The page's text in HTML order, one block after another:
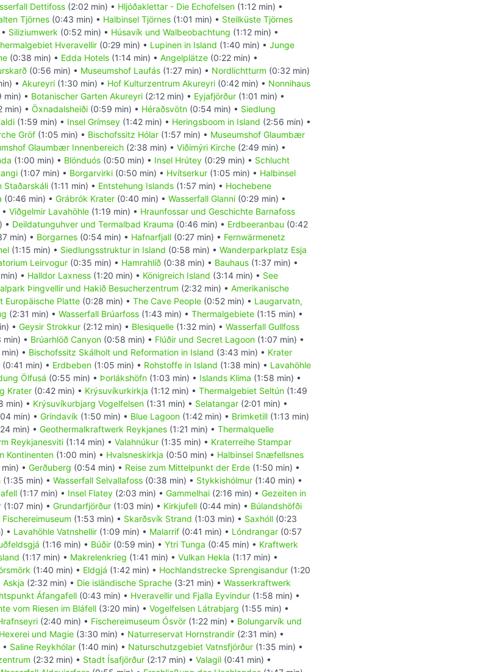
Dettifoss (2:02 min) • Hljóðaklettar - Die Echofelsen (1:12 min) •
Tjörnes (0:43 min) • Halbinsel Tjörnes (1:01 min) • Steilküste Tjörnes
Siliziumwerk (0:52 min) • Húsavík und Walbeobachtung (1:12 min) •
Hveravellir (0:29 min) • Lupinen in Island (1:40 min) • Junge
(0:38 min) • Edda Hotels (1:14 min) • Angelplätze (0:22 min) •
(0:56 min) • Museumshof Laufás (1:27 min) • Nordlichtturm (0:32 min)
• Akureyri (1:30 min) • Hof Kulturzentrum Akureyri (0:42 min) • Nonnihaus
min) • Botanischer Garten Akureyri (2:12 min) • Eyjafjörður (1:01 min) •
min) • Öxnadalsheiði (0:59 min) • Héraðsvötn (0:54 min) • Siedlung
(1:59 min) • Insel Grímsey (1:42 min) • Heringsboom in Island (2:56 min) •
Gröf (1:05 min) • Bischofssitz Hólar (1:57 min) • Museumshof Glaumbær
Glaumbær Innenbereich (2:38 min) • Viðimýri Kirche (2:49 min) •
(1:00 min) • Blönduós (0:50 min) • Insel Hrútey (0:29 min) • Schlucht
(1:07 min) • Borgarvirki (0:50 min) • Hvítserkur (1:05 min) • Halbinsel
Staðarskáli (1:11 min) • Entstehung Islands (1:57 min) • Hochebene
(0:46 min) • Grábrók Krater (0:40 min) • Wasserfall Glanni (0:29 min) •
Viðgelmir Lavahöhle (1:19 min) • Hraunfossar und Geschichte Barnafoss
• Deildatunguhver und Termalbad Krauma (0:46 min) • Erdbeeranbau (0:42
min) • Borgarnes (0:54 min) • Hafnarfjall (0:27 min) • Fernwärmenetz
(1:15 min) • Siedlungsstruktur in Island (0:58 min) • Wanderparkplatz Esja
Leirvogur (0:35 min) • Hamrahlíð (0:38 min) • Bauhaus (1:37 min) •
• Halldor Laxness (1:20 min) • Königreich Island (3:14 min) • See
Þingvellir und Hakið Besucherzentrum (2:32 min) • Amerikanische
Europäische Platte (0:28 min) • The Cave People (0:52 min) • Laugarvatn,
(2:31 min) • Wasserfall Brúarfoss (1:43 min) • Thermalgebiete (1:15 min) •
• Geysir Strokkur (2:12 min) • Blesiquelle (1:32 min) • Wasserfall Gullfoss
min) • Brúarhlöð Canyon (0:58 min) • Flúðir und Secret Lagoon (1:07 min) •
• Bischofssitz Skálholt und Reformation in Island (3:43 min) • Krater
(0:41 min) • Erdbeben (1:05 min) • Rohstoffe in Island (1:38 min) • Lavahöhle
Ölfusá (0:55 min) • Þorlákshöfn (1:03 min) • Islands Klima (1:58 min) •
Krater (0:42 min) • Krýsuvíkurkirkja (1:12 min) • Thermalgebiet Seltún (1:49
min) • Krýsuvíkurbjarg Vogelfelsen (1:31 min) • Selatangar (2:01 min) •
min) • Gríndavík (1:50 min) • Blue Lagoon (1:42 min) • Brimketill (1:13 min)
min) • Geothermalkraftwerk Reykjanes (1:21 min) • Thermalquelle
Reykjanesviti (1:14 min) • Valahnúkur (1:35 min) • Kraterreihe Stampar
Kontinenten (1:00 min) • Hvalsneskirkja (0:50 min) • Halbinsel Snæfellsnes
• Gerðuberg (0:54 min) • Reise zum Mittelpunkt der Erde (1:50 min) •
(1:35 min) • Wasserfall Selvallafoss (0:38 min) • Stykkishólmur (1:40 min) •
(1:17 min) • Insel Flatey (2:03 min) • Gammelhai (2:16 min) • Gezeiten in
(1:07 min) • Grundarfjörður (1:03 min) • Kirkjufell (0:44 min) • Búlandshöfði
Fischereimuseum (1:53 min) • Skarðsvík Strand (1:03 min) • Saxhóll (0:23
• Lavahöhle Vatnshellir (1:09 min) • Malarrif (0:41 min) • Lóndrangar (0:57
(1:16 min) • Búðir (0:59 min) • Ytri Tunga (0:45 min) • Kraftwerk
(1:17 min) • Makrelenkrieg (1:41 min) • Vulkan Hekla (1:17 min) •
(1:40 min) • Eldgjá (1:42 min) • Hochlandstrecke Sprengisandur (1:20
Askja (2:32 min) • Die isländische Sprache (3:21 min) • Wasserkraftwerk
Áfangafell (0:43 min) • Hveravellir und Fjalla Eyvindur (1:58 min) •
vom Riesen im Bláfell (3:20 min) • Vogelfelsen Látrabjarg (1:55 min) •
(2:40 min) • Fischereimuseum Ósvör (1:22 min) • Bolungarvík und
und Magie (3:30 min) • Naturreservat Hornstrandir (2:31 min) •
Saline Reykhólar (1:40 min) • Naturschutzgebiet Vatnsfjörður (1:35 min) •
(2:32 min) • Stadt Ísafjörður (2:17 min) • Valagil (0:41 min) •